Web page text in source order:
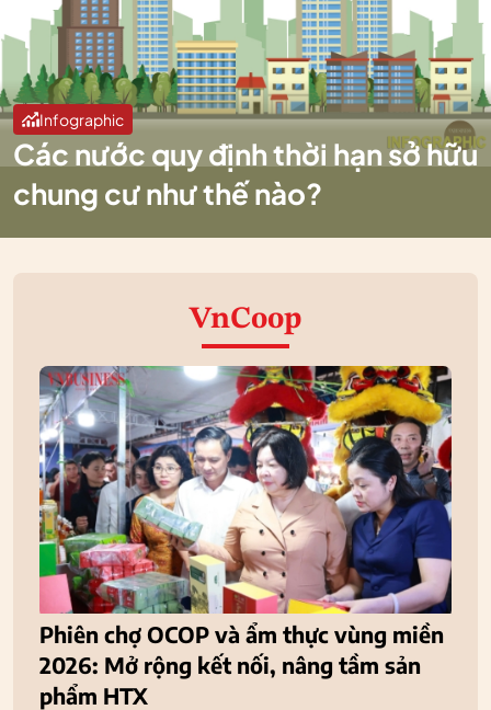
Infographic
Các nước quy định thời hạn sở hữu
chung cư như thế nào?
VnCoop
Phiên chợ OCOP và ẩm thực vùng miền
2026: Mở rộng kết nối, nâng tầm sản
phẩm HTX